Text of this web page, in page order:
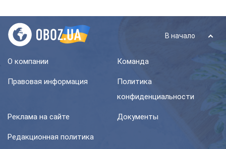
В начало
О компании Команда
Правовая информация
Политика
конфиденциальности
Реклама на сайте Документы
Редакционная политика